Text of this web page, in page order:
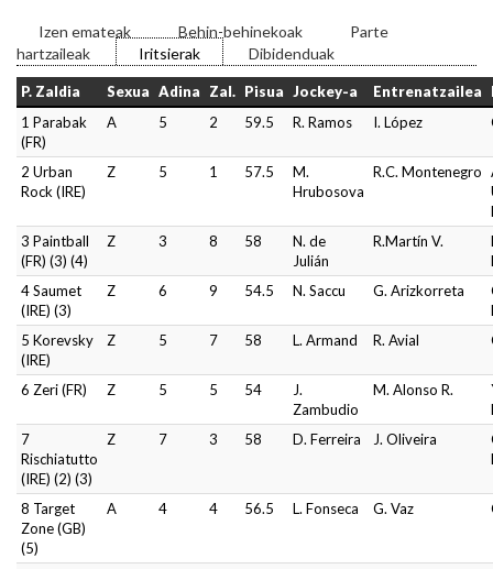
Izen emateak Behin-behinekoak
Parte
hartzaileak
Iritsierak Dibidenduak
P. Zaldia Sexua Adina Zal. Pisua Jockey-a Entrenatzailea
1 Parabak
(FR)
A 5 2 59.5 R. Ramos I. López
2 Urban
Rock (IRE)
Z 5 1 57.5
M.
Hrubosova
R.C. Montenegro
3 Paintball
(FR) (3) (4)
Z 3 8 58
N. de
Julián
R.Martín V.
4 Saumet
(IRE) (3)
Z 6 9 54.5 N. Saccu G. Arizkorreta
5 Korevsky
(IRE)
Z 5 7 58 L. Armand R. Avial
6 Zeri (FR) Z 5 5 54
J.
Zambudio
M. Alonso R.
7
Rischiatutto
(IRE) (2) (3)
Z 7 3 58 D. Ferreira J. Oliveira
8 Target
Zone (GB)
(5)
A 4 4 56.5 L. Fonseca G. Vaz